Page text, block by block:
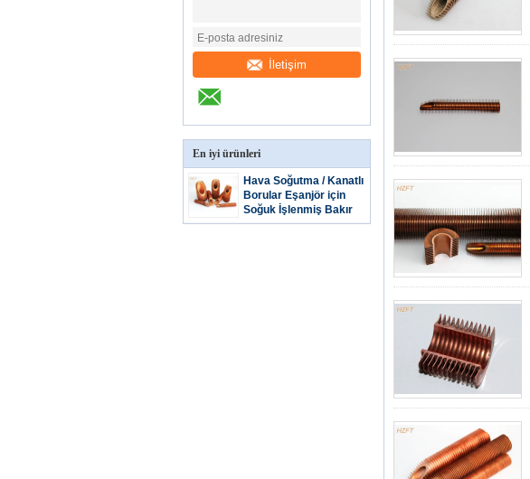
İletişim
En iyi ürünleri
Hava Soğutma / Kanatlı
Borular Eşanjör için
Soğuk İşlenmiş Bakır
Kanatlı Boru